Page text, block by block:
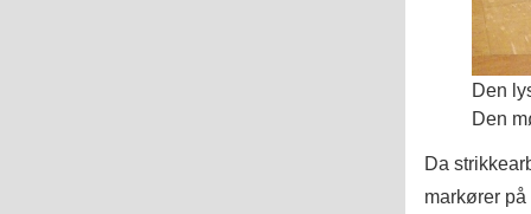
Den
Den
Da
markører